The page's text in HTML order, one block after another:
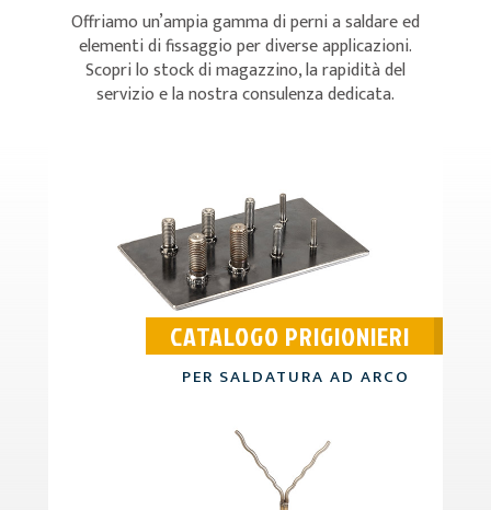
Offriamo un’ampia gamma di perni a saldare ed
elementi di fissaggio per diverse applicazioni.
Scopri lo stock di magazzino, la rapidità del
servizio e la nostra consulenza dedicata.
CATALOGO PRIGIONIERI
PER SALDATURA AD ARCO